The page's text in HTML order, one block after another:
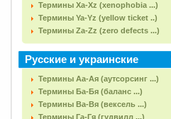
Термины Xa-Xz (xenophobia ...)
Термины Ya-Yz (yellow ticket ..)
Термины Za-Zz (zero defects ...)
Русские и украинские
Термины Аа-Ая (аутсорсинг ...)
Термины Ба-Бя (баланс ...)
Термины Ва-Вя (вексель ...)
Термины Га-Гя (гудвилл ...)